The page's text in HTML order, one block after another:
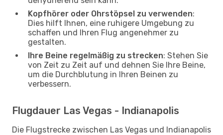
Kopfhörer oder Ohrstöpsel zu verwenden:
Dies hilft Ihnen, eine ruhigere Umgebung zu
schaffen und Ihren Flug angenehmer zu
gestalten.
Ihre Beine regelmäßig zu strecken: Stehen Sie
von Zeit zu Zeit auf und dehnen Sie Ihre Beine,
um die Durchblutung in Ihren Beinen zu
verbessern.
Flugdauer Las Vegas - Indianapolis
Die Flugstrecke zwischen Las Vegas und Indianapolis